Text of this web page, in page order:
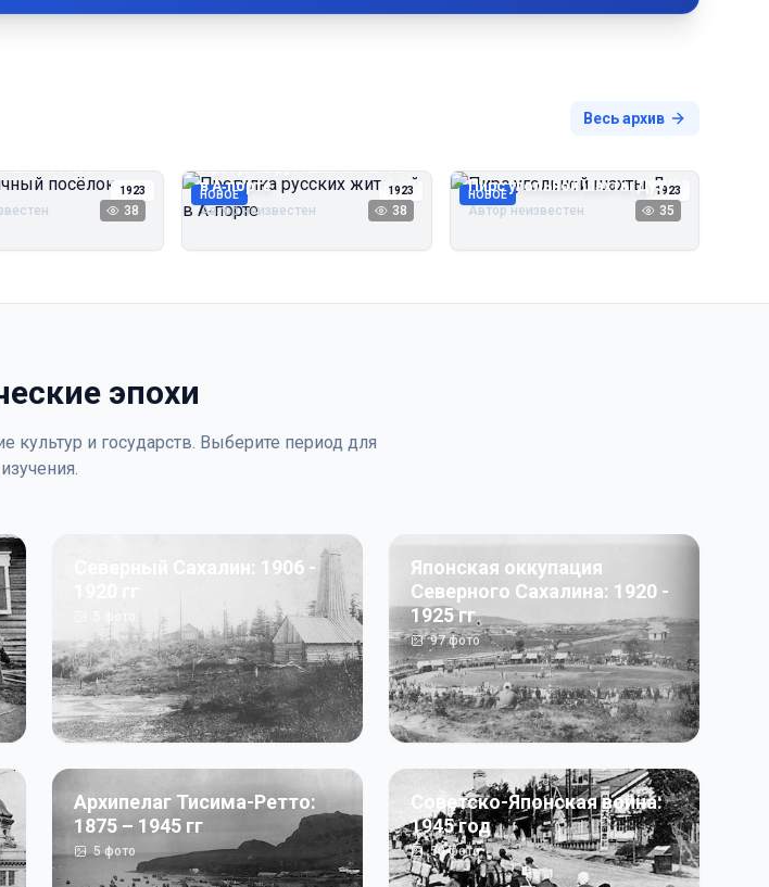
Весь архив
1923
посёлок
38
НОВОЕ 1923
Прогулка русских жителей
в А‑порте
Автор неизвестен 38
НОВОЕ 1923
Пирс угольной шахты Дуэ
Автор неизвестен 35
эпохи
культур и государств. Выберите период для
изучения.
Северный Сахалин: 1906 -
Японская оккупация
Северного Сахалина: 1920 -
1925 гг
97фото
Архипелаг Тисима-Ретто:
1875 – 1945 гг
5фото
Советско-Японская война:
1945 год
50фото